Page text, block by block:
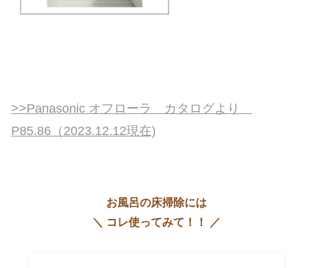
>>Panasonic オフローラ カタログより
P85.86（2023.12.12現在)
お風呂の床掃除には
＼ コレ使ってみて！！ ／